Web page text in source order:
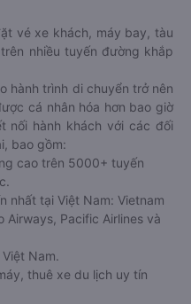
vé xe khách, máy bay, tàu
nhiều tuyến đường khắp
hành trình di chuyển trở nên
cá nhân hóa hơn bao giờ
nối hành khách với các đối
bao gồm:
cao trên 5000+ tuyến
nhất tại Việt Nam: Vietnam
Airways, Pacific Airlines và
Nam.
thuê xe du lịch uy tín